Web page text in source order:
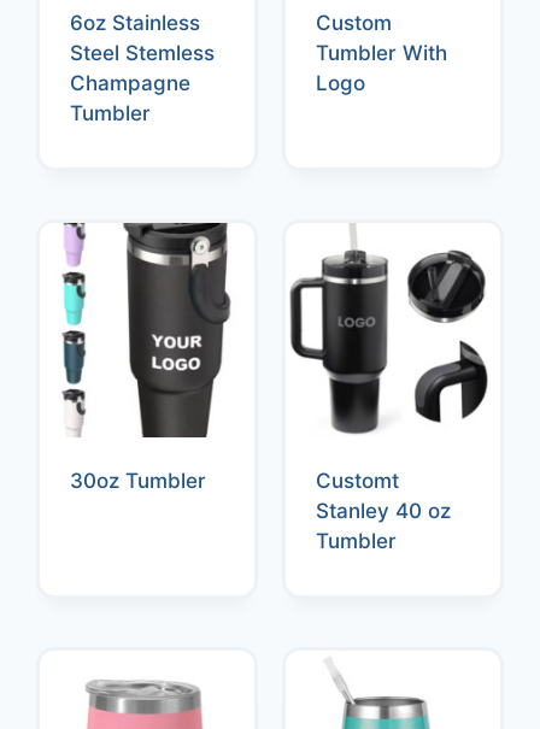
6oz Stainless
Steel Stemless
Champagne
Tumbler
Custom
Tumbler With
Logo
30oz Tumbler
Customt
Stanley 40 oz
Tumbler